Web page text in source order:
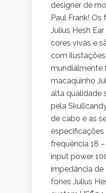
designer de
Paul Frank!
Julius Hesh
cores vivas e
com
mundialmente
macaquinho
alta qualidade
pela
de cabo e as
especificações
frequência 18
input power
impedância de
fones Julius